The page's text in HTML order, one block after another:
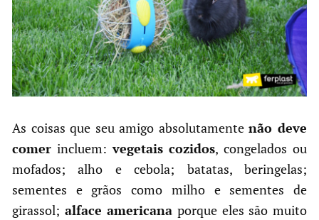
As coisas que seu amigo absolutamentenão deve
comer incluem:vegetais cozidos, congelados ou
mofados; alho e cebola; batatas, beringelas;
sementes e grãos como milho e sementes de
girassol; alface americana porque eles são muito